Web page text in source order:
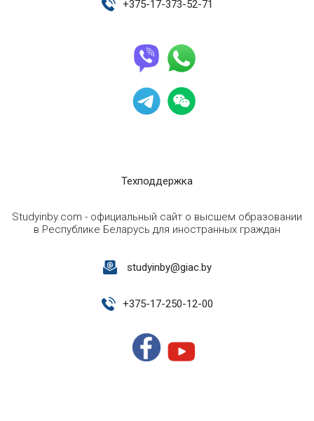
+375-17-373-52-71
Техподдержка
Studyinby.com - официальный сайт о высшем образовании
в Республике Беларусь для иностранных граждан
studyinby@giac.by
+375-17-250-12-00